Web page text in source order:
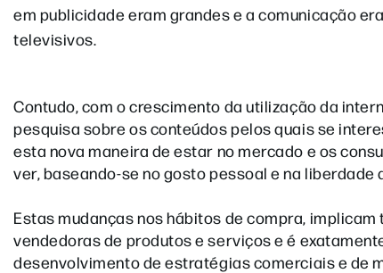
em publicidade eram grandes e a comunicação
televisivos.
Contudo, com o crescimento da utilização da
pesquisa sobre os conteúdos pelos quais se
esta nova maneira de estar no mercado e os
ver, baseando-se no gosto pessoal e na liberdade
Estas mudanças nos hábitos de compra,
vendedoras de produtos e serviços e é
desenvolvimento de estratégias comerciais e de